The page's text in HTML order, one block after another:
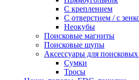
С креплением
С отверстием / с
Неокубы
Поисковые магниты
Поисковые щупы
Аксессуары для
Сумки
Тросы